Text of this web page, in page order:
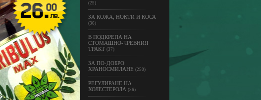
(25)
ЗА КОЖА, НОКТИ И КОСА
(36)
В ПОДКРЕПА НА
СТОМАШНО-ЧРЕВНИЯ
ТРАКТ (37)
ЗА ПО-ДОБРО
ХРАНОСМИЛАНЕ (250)
РЕГУЛИРАНЕ НА
ХОЛЕСТЕРОЛА (36)